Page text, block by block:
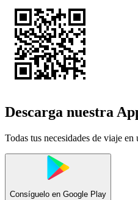
Descarga nuestra
Todas tus necesidades de viaje
Consíguelo en Google Play